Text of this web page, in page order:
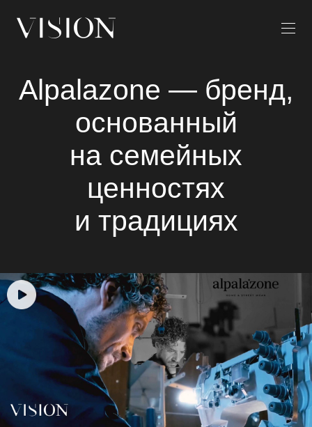
Alpalazone — бренд,
основанный
на семейных
ценностях
и традициях